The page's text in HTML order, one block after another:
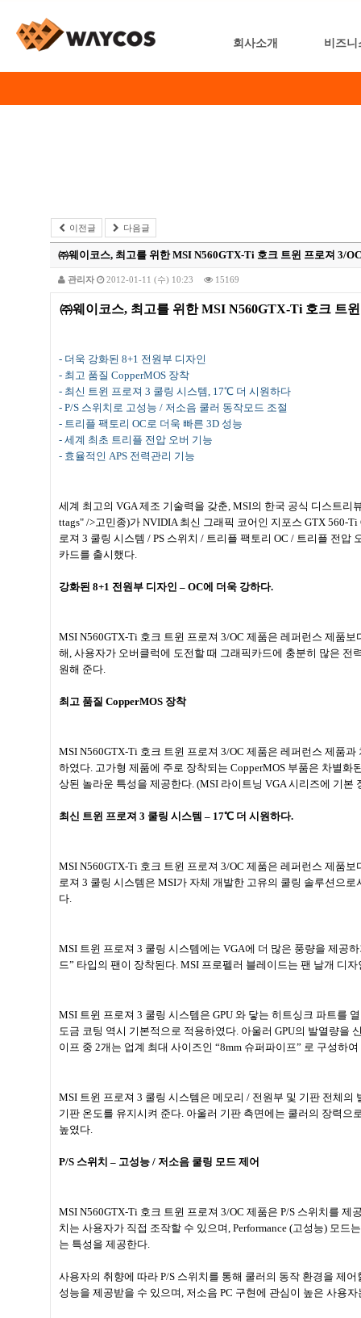
회사소개 비즈니
이전글 다음글
㈜웨이코스, 최고를 위한 MSI N560GTX-Ti 호크 트윈 프로져 3/
관리자 2012-01-11 (수) 10:23 15169
㈜웨이코스, 최고를 위한MSI N560GTX-Ti 호크 트
- 더욱 강화된 8+1 전원부 디자인
- 최고 품질 CopperMOS 장착
- 최신 트윈 프로져 3 쿨링 시스템, 17℃ 더 시원하다
- P/S 스위치로 고성능 / 저소음 쿨러 동작모드 조절
- 트리플 팩토리 OC로 더욱 빠른 3D 성능
- 세계 최초 트리플 전압 오버 기능
- 효율적인 APS 전력관리 기능
세계 최고의 VGA제조 기술력을 갖춘, MSI의 한국 공식 디스트리
ttags" />고민종)가 NVIDIA최신 그래픽 코어인 지포스 GTX 560-Ti
로져 3 쿨링 시스템 / PS 스위치 / 트리플 팩토리 OC / 트리플 전압
카드를 출시했다.
강화된 8+1 전원부 디자인 – OC에 더욱 강하다.
MSI N560GTX-Ti 호크 트윈 프로져 3/OC 제품은 레퍼런스 제품보
해, 사용자가 오버클럭에 도전할 때 그래픽카드에 충분히 많은 전
원해 준다.
최고 품질 CopperMOS 장착
MSI N560GTX-Ti 호크 트윈 프로져 3/OC 제품은 레퍼런스 제품과
하였다. 고가형 제품에 주로 장착되는 CopperMOS 부품은 차별화
상된 놀라운 특성을 제공한다. (MSI 라이트닝 VGA시리즈에 기본
최신 트윈 프로져 3 쿨링 시스템 – 17℃ 더 시원하다.
MSI N560GTX-Ti 호크 트윈 프로져 3/OC 제품은 레퍼런스 제품
로져 3 쿨링 시스템은 MSI가 자체 개발한 고유의 쿨링 솔루션으로
다.
MSI 트윈 프로져 3 쿨링 시스템에는 VGA에 더 많은 풍량을 제공
드” 타입의 팬이 장착된다. MSI 프로펠러 블레이드는 팬 날개 디
MSI 트윈 프로져 3 쿨링 시스템은 GPU 와 닿는 히트싱크 파트를
도금 코팅 역시 기본적으로 적용하였다. 아울러 GPU의 발열량을
이프 중 2개는 업계 최대 사이즈인 “8mm 슈퍼파이프” 로 구성하
MSI 트윈 프로져 3 쿨링 시스템은 메모리 / 전원부 및 기판 전체의
기판 온도를 유지시켜 준다. 아울러 기판 측면에는 쿨러의 장력으
높였다.
P/S 스위치 – 고성능 / 저소음 쿨링 모드 제어
MSI N560GTX-Ti 호크 트윈 프로져 3/OC 제품은 P/S 스위치를 제
치는 사용자가 직접 조작할 수 있으며, Performance (고성능) 모드
는 특성을 제공한다.
사용자의 취향에 따라 P/S 스위치를 통해 쿨러의 동작 환경을 제어
성능을 제공받을 수 있으며, 저소음 PC 구현에 관심이 높은 사용자